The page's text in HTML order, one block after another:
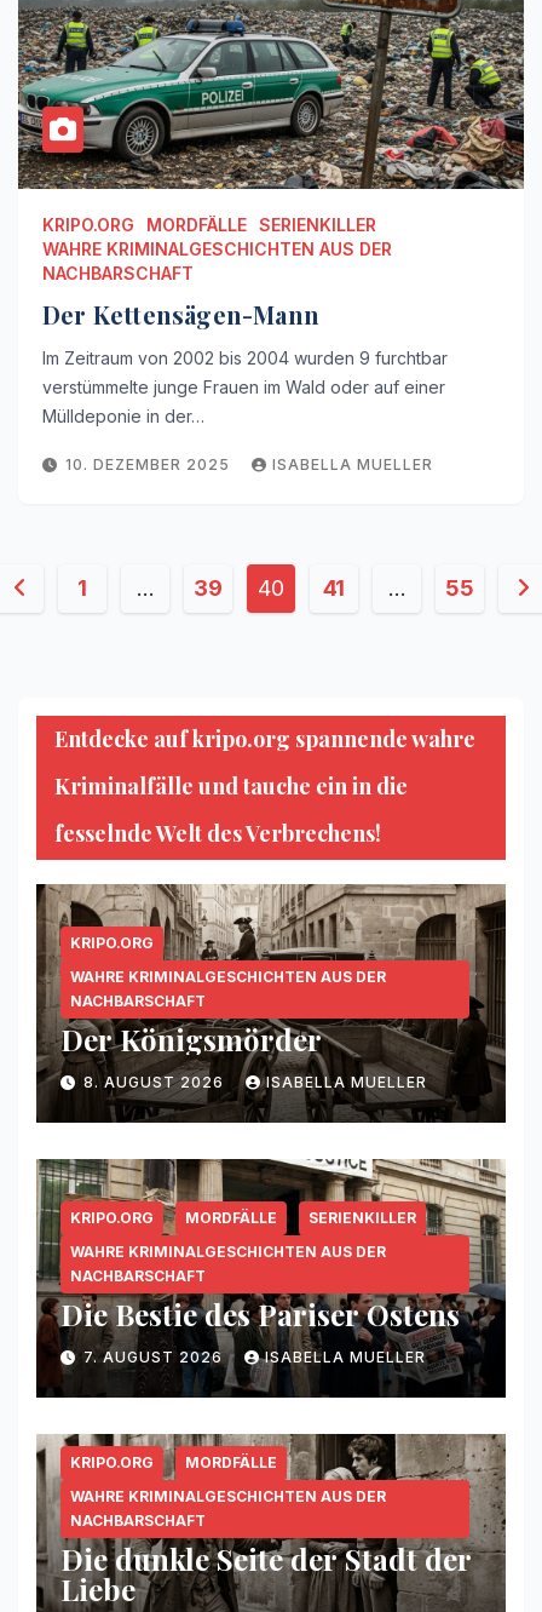
KRIPO.ORG MORDFÄLLE SERIENKILLER
WAHRE KRIMINALGESCHICHTEN AUS DER
NACHBARSCHAFT
Der Kettensägen-Mann
Im Zeitraum von 2002 bis 2004 wurden 9 furchtbar
verstümmelte junge Frauen im Wald oder auf einer
Mülldeponie in der…
10. DEZEMBER 2025 ISABELLA MUELLER
1 … 39 40 41 … 55
Entdecke auf kripo.org spannende wahre
Kriminalfälle und tauche ein in die
fesselnde Welt des Verbrechens!
KRIPO.ORG
WAHRE KRIMINALGESCHICHTEN AUS DER
NACHBARSCHAFT
Der Königsmörder
8. AUGUST 2026 ISABELLA MUELLER
KRIPO.ORG MORDFÄLLE
SERIENKILLER
WAHRE KRIMINALGESCHICHTEN AUS DER
NACHBARSCHAFT
Die Bestie des Pariser Ostens
7. AUGUST 2026 ISABELLA MUELLER
KRIPO.ORG
MORDFÄLLE
WAHRE KRIMINALGESCHICHTEN AUS DER
NACHBARSCHAFT
Die dunkle Seite der Stadt der
Liebe